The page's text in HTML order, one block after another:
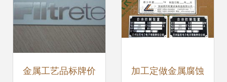
金属工艺品标牌价 加工定做金属腐蚀